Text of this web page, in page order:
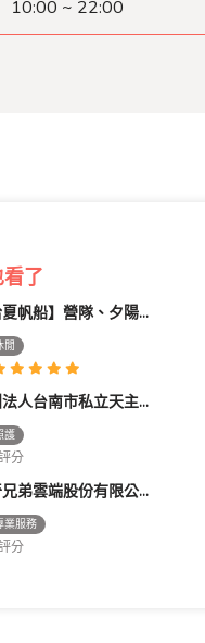
10:00 ~ 22:00
了
【拾夏帆船】營隊、夕陽團、包船、客製化帆船體驗（預約制）
閒
財團法人台南市私立天主教瑞復益智中心
護
分
好奇兄弟雲端股份有限公司｜Google行銷導客顧問・高雄台南行銷顧問
業服務
分